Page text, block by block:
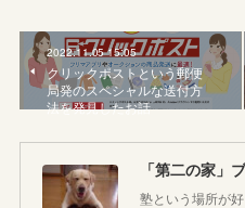
2022.11.05 15:05
クリックポストという郵便
局発のスペシャルな送付方
法を発見したお話
塾という場所が